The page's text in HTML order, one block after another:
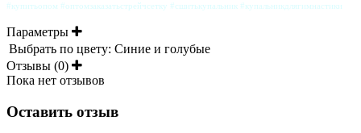
#купитьопом #оптомзаказатьстрейчсетку #сшитькупальник #купальникдлягимнастики
Параметры
Выбрать по цвету: Синие и голубые
Отзывы (0)
Пока нет отзывов
Оставить отзыв